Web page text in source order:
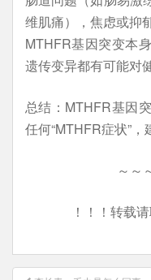
维肌痛），焦虑或抑郁
MTHFR基因突变本
遗传变异都有可能对
总结：MTHFR基因
任何“MTHFR症状”，
～～
！！！转载